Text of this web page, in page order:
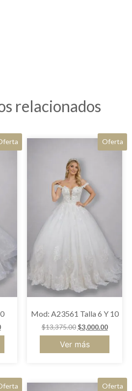
relacionados
Oferta
Mod: A23561 Talla 6 Y 10
$13,375.00 $3,000.00
Ver más
Oferta